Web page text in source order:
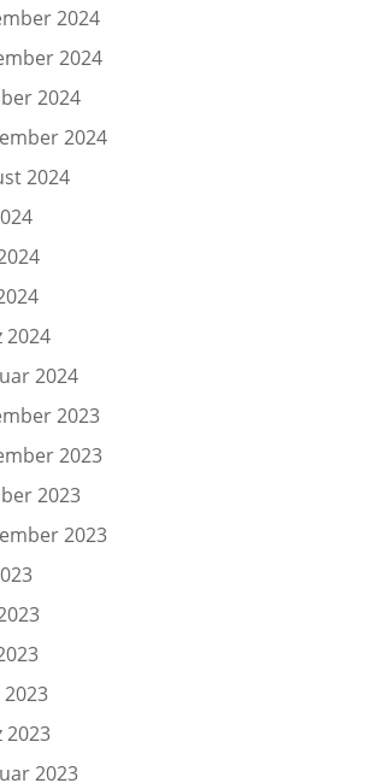
2024
2024
2024
2024
2024
2024
2024
2023
2023
2023
2023
2023
2023